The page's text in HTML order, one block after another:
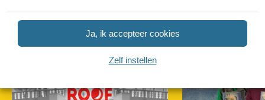
Ja, ik accepteer cookies
Zelf instellen
Gerelateerde artikelen